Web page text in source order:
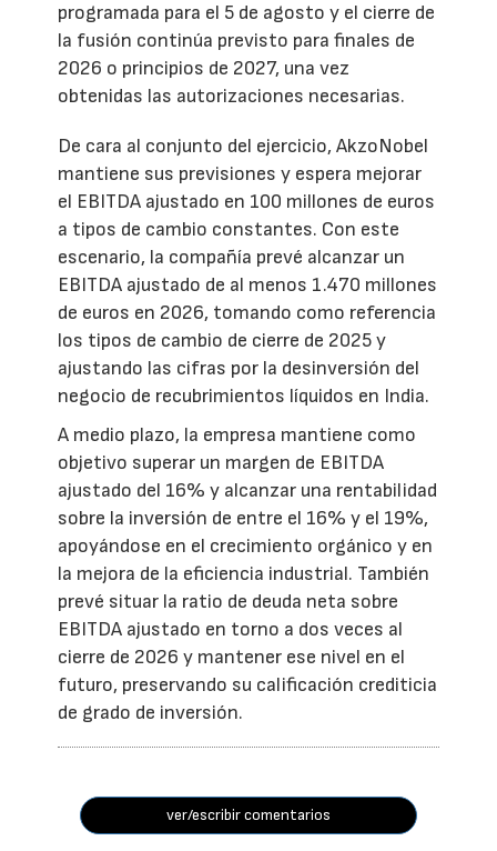
programada para el 5 de agosto y el cierre de
la fusión continúa previsto para finales de
2026 o principios de 2027, una vez
obtenidas las autorizaciones necesarias.
De cara al conjunto del ejercicio, AkzoNobel
mantiene sus previsiones y espera mejorar
el EBITDA ajustado en 100 millones de euros
a tipos de cambio constantes. Con este
escenario, la compañía prevé alcanzar un
EBITDA ajustado de al menos 1.470 millones
de euros en 2026, tomando como referencia
los tipos de cambio de cierre de 2025 y
ajustando las cifras por la desinversión del
negocio de recubrimientos líquidos en India.
A medio plazo, la empresa mantiene como
objetivo superar un margen de EBITDA
ajustado del 16% y alcanzar una rentabilidad
sobre la inversión de entre el 16% y el 19%,
apoyándose en el crecimiento orgánico y en
la mejora de la eficiencia industrial. También
prevé situar la ratio de deuda neta sobre
EBITDA ajustado en torno a dos veces al
cierre de 2026 y mantener ese nivel en el
futuro, preservando su calificación crediticia
de grado de inversión.
ver/escribir comentarios